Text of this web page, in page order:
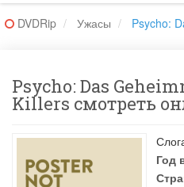
DVDRip Ужасы Psycho:
Psycho: Das
Killers смотреть
Год